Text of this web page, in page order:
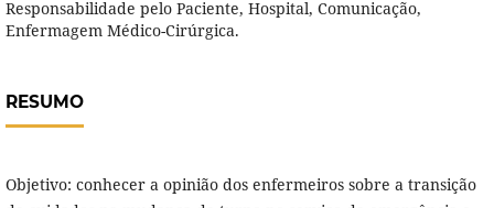
Responsabilidade pelo Paciente, Hospital, Comunicação,
Enfermagem Médico-Cirúrgica.
RESUMO
Objetivo: conhecer a opinião dos enfermeiros sobre a transição